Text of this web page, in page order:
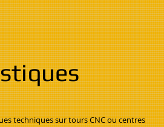
techniques sur tours CNC ou centres